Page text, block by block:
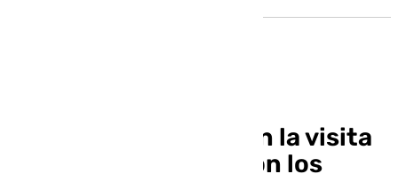
Almeyda, sin miedo en la visita
al Metropolitano: «Son los